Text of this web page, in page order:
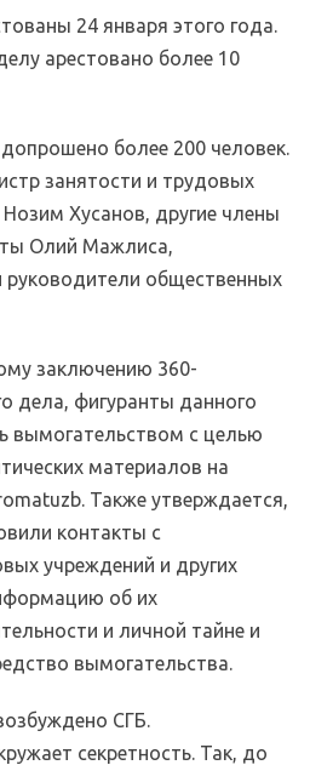
24 января этого года.
арестовано более 10
более 200 человек.
занятости и трудовых
Хусанов, другие члены
Олий Мажлиса,
общественных
заключению 360-
дела, фигуранты данного
вымогательством с целью
материалов на
Также утверждается,
контакты с
учреждений и других
об их
и личной тайне и
вымогательства.
СГБ.
секретность. Так, до